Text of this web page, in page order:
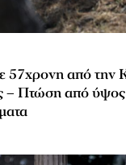
57χρονη από την
– Πτώση από ύψος